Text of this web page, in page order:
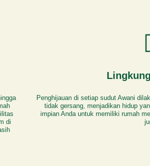
di
Penghijauan di setiap sudut Awani
tidak gersang, menjadikan hidup
impian Anda untuk memiliki rumah